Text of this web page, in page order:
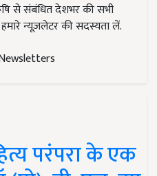
से संबंधित देशभर की सभी
न्यूज़लेटर की सदस्यता लें.
परंपरा के एक